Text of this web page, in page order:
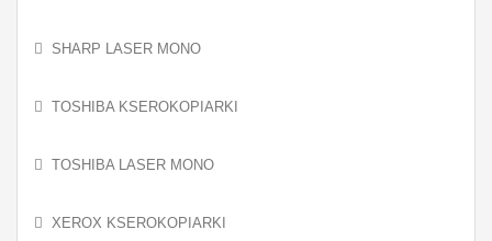
SHARP LASER MONO
TOSHIBA KSEROKOPIARKI
TOSHIBA LASER MONO
XEROX KSEROKOPIARKI